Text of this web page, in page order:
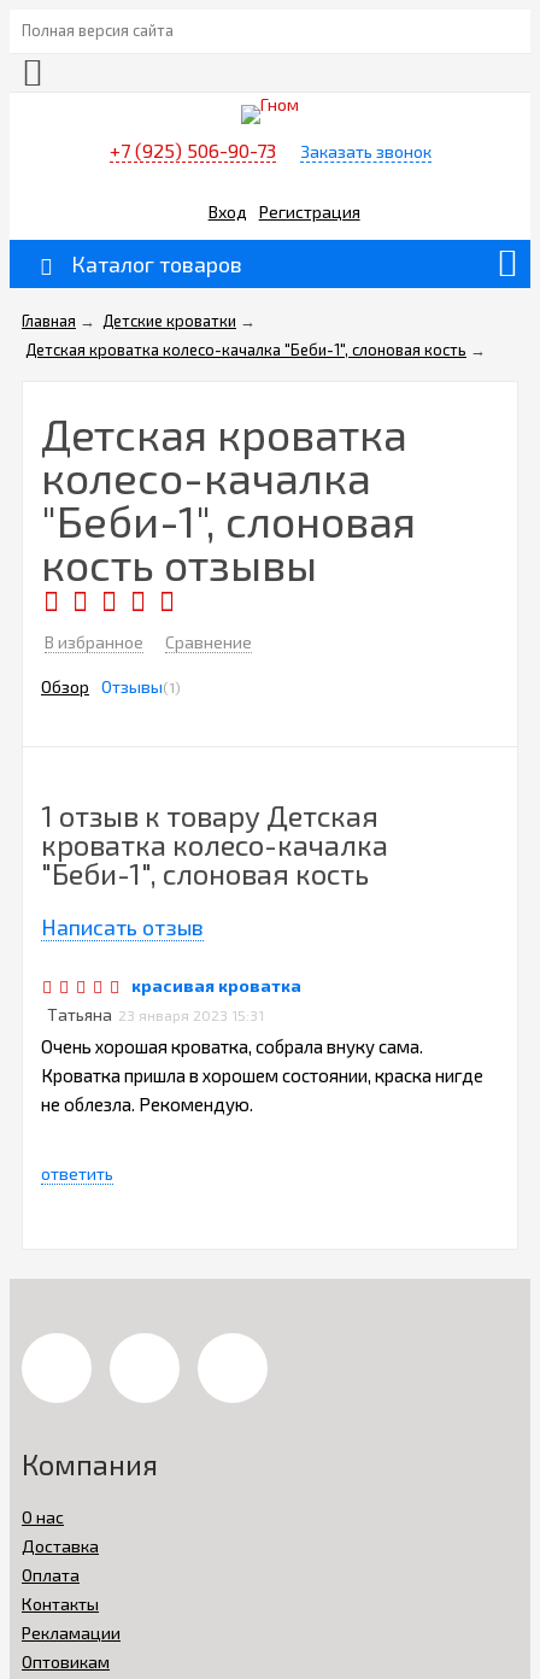
Полная версия сайта
+7 (925) 506-90-73 Заказать звонок
Вход Регистрация
Каталог товаров
Главная → Детские кроватки →
Детская кроватка колесо-качалка "Беби-1", слоновая кость →
Детская кроватка
колесо-качалка
"Беби-1", слоновая
кость отзывы
В избранное Сравнение
Обзор Отзывы(1)
1 отзыв к товару Детская
кроватка колесо-качалка
"Беби-1", слоновая кость
Написать отзыв
красивая кроватка
Татьяна 23 января 2023 15:31
Очень хорошая кроватка, собрала внуку сама.
Кроватка пришла в хорошем состоянии, краска нигде
не облезла. Рекомендую.
ответить
Компания
О нас
Доставка
Оплата
Контакты
Рекламации
Оптовикам